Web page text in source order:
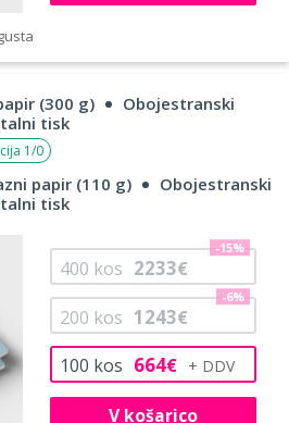
(300 g)
Obojestranski
tisk
1/0
papir (110 g)
Obojestranski
tisk
100 kos 664€
200 kos 1243€
-6%
400 kos 2233€
-15%
V košarico